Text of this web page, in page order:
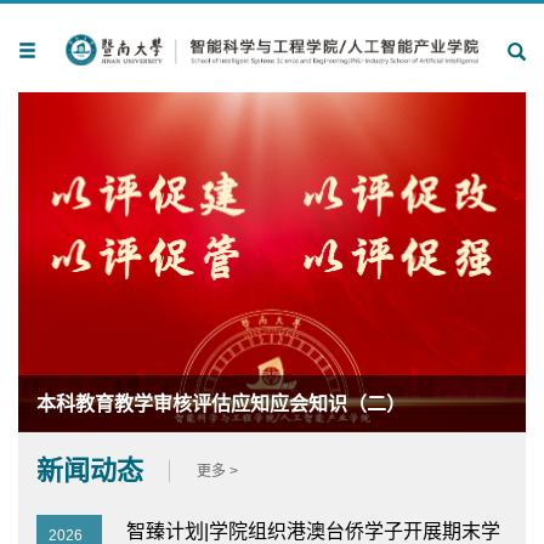
本科教育教学审核评估应知应会知识（二）
新闻动态 更多 >
2026 智臻计划|学院组织港澳台侨学子开展期末学